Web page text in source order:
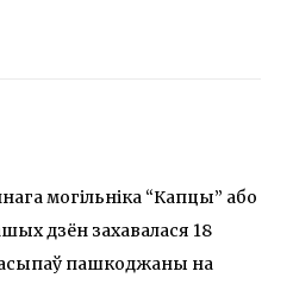
могільніка “Капцы” або
дзён захавалася 18
пашкоджаны на